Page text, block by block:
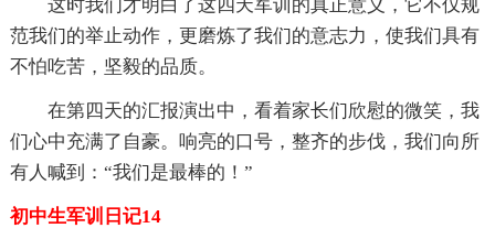
这时我们才明白了这四天军训的真正意义，它不仅规
范我们的举止动作，更磨炼了我们的意志力，使我们具有
不怕吃苦，坚毅的品质。
在第四天的汇报演出中，看着家长们欣慰的微笑，我
们心中充满了自豪。响亮的口号，整齐的步伐，我们向所
有人喊到：“我们是最棒的！”
初中生军训日记14